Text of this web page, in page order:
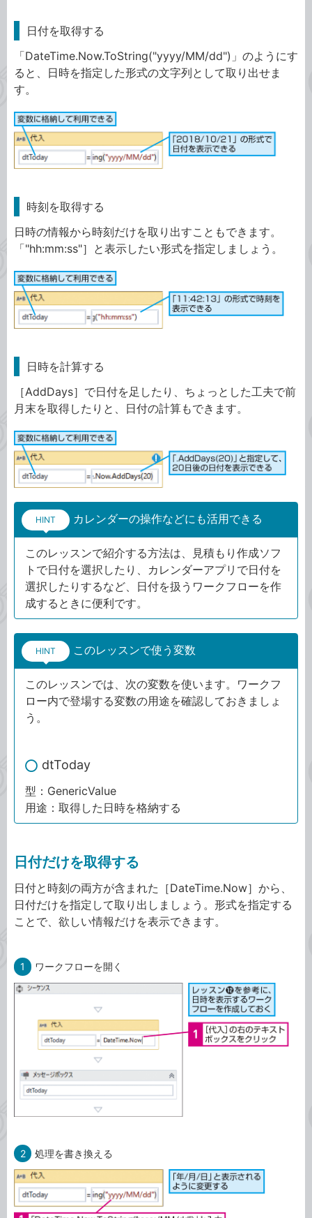
日付を取得する
「DateTime.Now.ToString("yyyy/MM/dd")」のようにす
ると、日時を指定した形式の文字列として取り出せま
す。
時刻を取得する
日時の情報から時刻だけを取り出すこともできます。
「"hh:mm:ss"］と表示したい形式を指定しましょう。
日時を計算する
［AddDays］で日付を足したり、ちょっとした工夫で前
月末を取得したりと、日付の計算もできます。
HINT カレンダーの操作などにも活用できる
このレッスンで紹介する方法は、見積もり作成ソフ
トで日付を選択したり、カレンダーアプリで日付を
選択したりするなど、日付を扱うワークフローを作
成するときに便利です。
HINT このレッスンで使う変数
このレッスンでは、次の変数を使います。ワークフ
ロー内で登場する変数の用途を確認しておきましょ
う。
dtToday
型：GenericValue
用途：取得した日時を格納する
日付だけを取得する
日付と時刻の両方が含まれた［DateTime.Now］から、
日付だけを指定して取り出しましょう。形式を指定する
ことで、欲しい情報だけを表示できます。
1 ワークフローを開く
2 処理を書き換える